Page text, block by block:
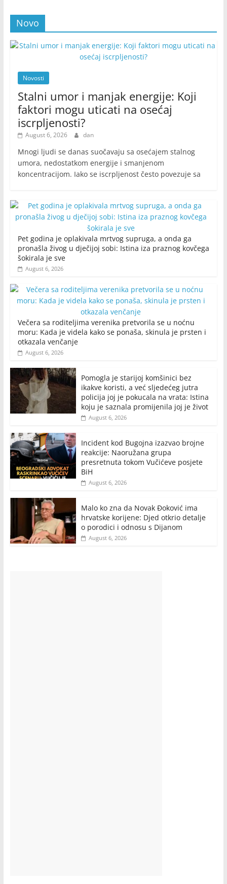
Novo
Novosti
Stalni umor i manjak energije: Koji
faktori mogu uticati na osećaj
iscrpljenosti?
August 6, 2026 dan
Mnogi ljudi se danas suočavaju sa osećajem stalnog
umora, nedostatkom energije i smanjenom
koncentracijom. Iako se iscrpljenost često povezuje sa
Pet godina je oplakivala mrtvog supruga, a onda ga
pronašla živog u dječijoj sobi: Istina iza praznog kovčega
šokirala je sve
August 6, 2026
Večera sa roditeljima verenika pretvorila se u noćnu
moru: Kada je videla kako se ponaša, skinula je prsten i
otkazala venčanje
August 6, 2026
Pomogla je starijoj komšinici bez
ikakve koristi, a već sljedećeg jutra
policija joj je pokucala na vrata: Istina
koju je saznala promijenila joj je život
August 6, 2026
Incident kod Bugojna izazvao brojne
reakcije: Naoružana grupa
presretnuta tokom Vučićeve posjete
BiH
August 6, 2026
Malo ko zna da Novak Đoković ima
hrvatske korijene: Djed otkrio detalje
o porodici i odnosu s Dijanom
August 6, 2026